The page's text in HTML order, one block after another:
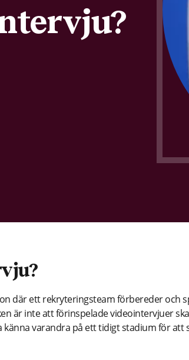
där ett rekryteringsteam förbereder och
är inte att förinspelade videointervjuer
varandra på ett tidigt stadium för att